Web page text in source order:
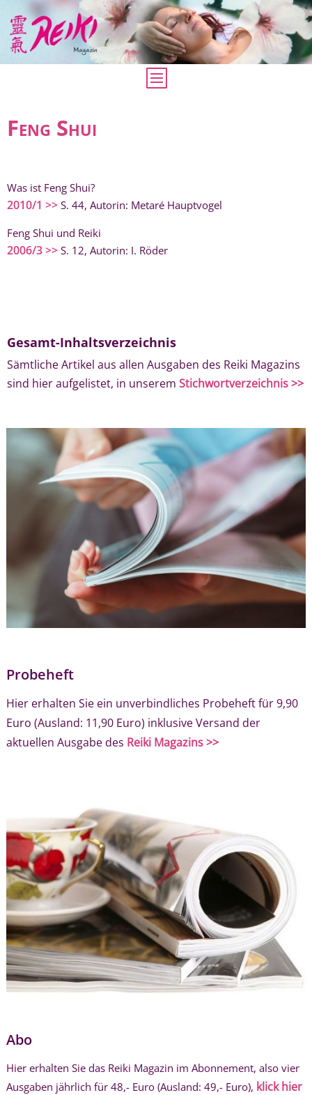
Feng Shui
Was ist Feng Shui?
2010/1 >> S. 44, Autorin: Metaré Hauptvogel
Feng Shui und Reiki
2006/3 >> S. 12, Autorin: I. Röder
Gesamt-Inhaltsverzeichnis
Sämtliche Artikel aus allen Ausgaben des Reiki Magazins
sind hier aufgelistet, in unserem Stichwortverzeichnis >>
Probeheft
Hier erhalten Sie ein unverbindliches Probeheft für 9,90
Euro (Ausland: 11,90 Euro) inklusive Versand der
aktuellen Ausgabe des Reiki Magazins >>
Abo
Hier erhalten Sie das Reiki Magazin im Abonnement, also vier
Ausgaben jährlich für 48,- Euro (Ausland: 49,- Euro), klick hier